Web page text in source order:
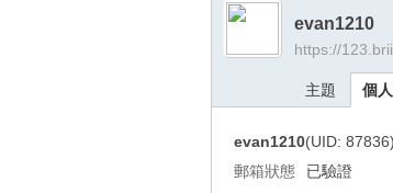
›
evan1210
https://
主題 個
evan1210(UID: 87836)
郵箱狀態
已驗證